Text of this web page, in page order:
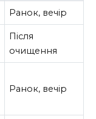
Ранок, вечір
Після
очищення
Ранок, вечір